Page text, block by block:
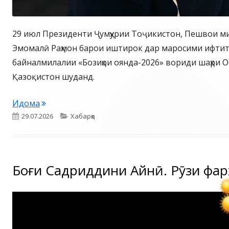
29 июл Президенти Ҷумҳурии Тоҷикистон, Пешвои
Эмомалӣ Раҳмон барои иштирок дар маросими
байналмилалии «Бозиҳои оянда-2026» вориди шаҳри
Қазоқистон шуданд.
Идома
Опубликовано
29.07.2026 Рубрики
Хабарҳо
Боғи Садриддини Айнӣ. Рӯзи